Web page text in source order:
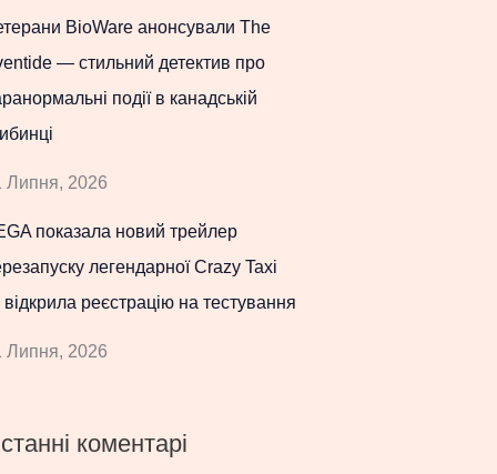
BioWare анонсували The
— стильний детектив про
події в канадській
Липня, 2026
показала новий трейлер
легендарної Crazy Taxi
відкрила реєстрацію на тестування
Липня, 2026
коментарі